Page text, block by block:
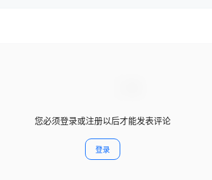
您必须登录或注册以后才能发表评论
登录